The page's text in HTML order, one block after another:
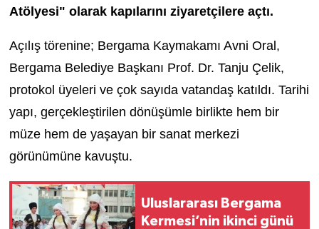
Atölyesi" olarak kapılarını ziyaretçilere açtı.
Açılış törenine; Bergama Kaymakamı Avni Oral,
Bergama Belediye Başkanı Prof. Dr. Tanju Çelik,
protokol üyeleri ve çok sayıda vatandaş katıldı. Tarihi
yapı, gerçekleştirilen dönüşümle birlikte hem bir
müze hem de yaşayan bir sanat merkezi
görünümüne kavuştu.
Uluslararası Bergama
Kermesi’nin ikinci günü